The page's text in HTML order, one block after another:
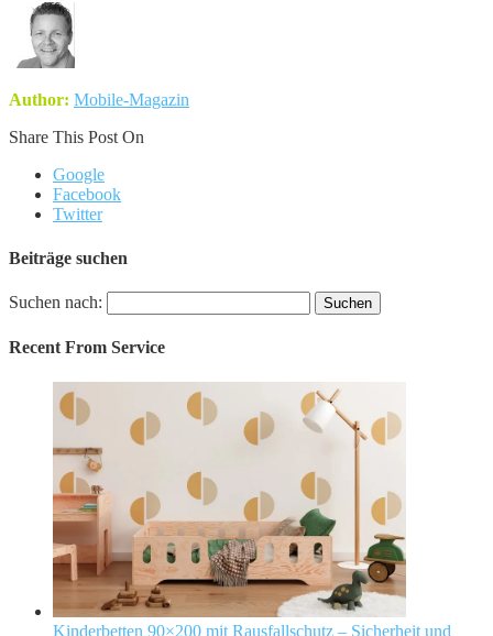
Author: Mobile-Magazin
Share This Post On
Google
Facebook
Twitter
Beiträge suchen
Suchen nach:
Recent From Service
Kinderbetten 90×200 mit Rausfallschutz – Sicherheit und